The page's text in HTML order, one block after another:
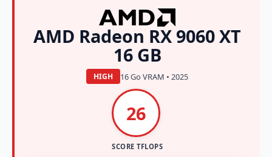
AMD Radeon RX 9060 XT
16 GB
HIGH 16 Go VRAM • 2025
26
SCORE TFLOPS